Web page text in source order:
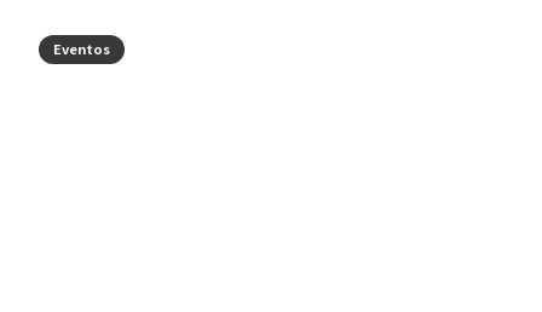
Eventos